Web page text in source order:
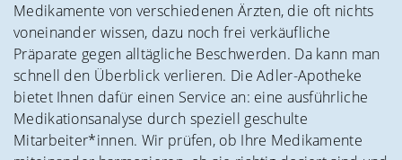
Medikamente von verschiedenen Ärzten, die oft nichts
voneinander wissen, dazu noch frei verkäufliche
Präparate gegen alltägliche Beschwerden. Da kann man
schnell den Überblick verlieren. Die Adler-Apotheke
bietet Ihnen dafür einen Service an: eine ausführliche
Medikationsanalyse durch speziell geschulte
Mitarbeiter*‌innen. Wir prüfen, ob Ihre Medikamente